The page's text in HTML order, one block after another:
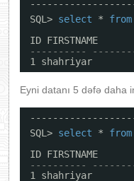
SQL> select * from
ID FIRSTNAME
----------
1 shahriyar
Eyni datanı 5 dəfə daha
SQL> select * from
ID FIRSTNAME
----------
1 shahriyar